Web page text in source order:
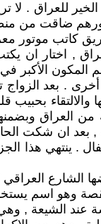
الخير للعراق .
ضاقت من
كاتب موتور
, اختار ان
المكون الأكبر
أخرى . بعد
بحبيب
من العراق
, بعد ان شكت
الشارع العراقي